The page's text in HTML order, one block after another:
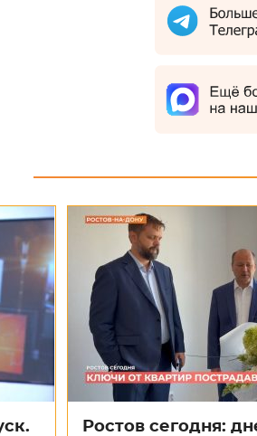
Ростов сегодня: